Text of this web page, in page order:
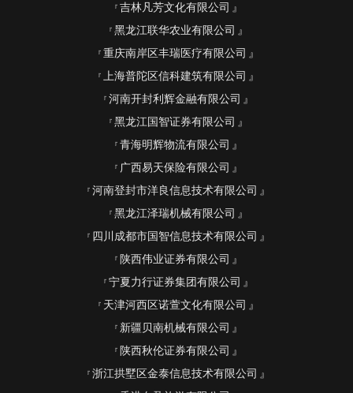
吉林凡芳文化有限公司
黑龙江联华农业有限公司
重庆南岸区丰瑞医疗有限公司
上海普陀区信科建筑有限公司
河南开封利辉金融有限公司
黑龙江国智证券有限公司
青海明辉物流有限公司
广西易天保险有限公司
河南登封市洋良信息技术有限公司
黑龙江泽瑞机械有限公司
四川成都市国智信息技术有限公司
陕西伟业证券有限公司
宁夏力行证券集团有限公司
天津河西区诺萱文化有限公司
新疆贝南机械有限公司
陕西秋伦证券有限公司
浙江拱墅区金泰信息技术有限公司